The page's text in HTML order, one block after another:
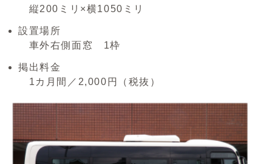
縦200ミリ×横1050ミリ
設置場所
車外右側面窓 1枠
掲出料金
1カ月間／2,000円（税抜）